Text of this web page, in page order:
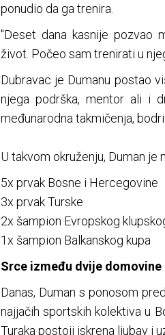
ponudio da ga trenira.
"Deset dana kasnije pozvao
život. Počeo sam trenirati u
Dubravac je Dumanu postao
njega podrška, mentor ali i
međunarodna takmičenja,
U takvom okruženju, Duman je
5x prvak Bosne i Hercegovine
3x prvak Turske
2x šampion Evropskog
1x šampion Balkanskog kupa
Srce između dvije domovine
Danas, Duman s ponosom
najjačih sportskih kolektiva u
Turaka postoji iskrena ljubav i